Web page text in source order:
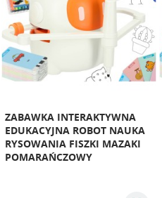
ZABAWKA INTERAKTYWNA
EDUKACYJNA ROBOT NAUKA
RYSOWANIA FISZKI MAZAKI
POMARAŃCZOWY